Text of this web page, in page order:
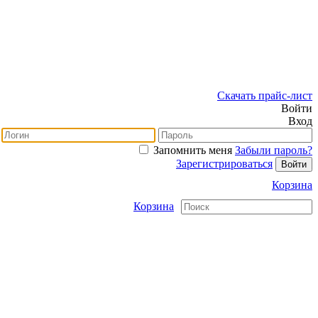
Скачать прайс-лист
Войти
Вход
Запомнить меня Забыли пароль?
Зарегистрироваться
Корзина
Корзина